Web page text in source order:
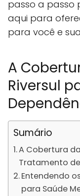
passo a passo
aqui para
para você e
A
Riversul
Sumário
A Cobertura
Tratamento
Entendendo
para Saúde